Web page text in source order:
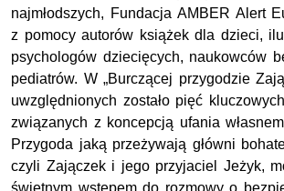
najmłodszych, FundacjaAMBER Alert
z pomocy autorów książek dla dzieci,
psychologów dziecięcych, naukowców
pediatrów. W „Burczącej przygodzie
uwzględnionych zostało pięć
związanych z koncepcją ufania
Przygoda jaką przeżywają główni
czyli Zajączek i jego przyjaciel Jeżyk,
świetnym wstępem do rozmowy o